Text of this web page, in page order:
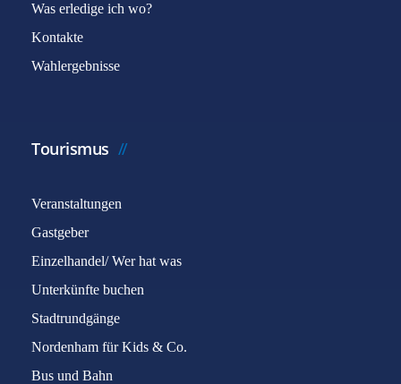
Was erledige ich wo?
Kontakte
Wahlergebnisse
Tourismus
Veranstaltungen
Gastgeber
Einzelhandel/ Wer hat was
Unterkünfte buchen
Stadtrundgänge
Nordenham für Kids & Co.
Bus und Bahn